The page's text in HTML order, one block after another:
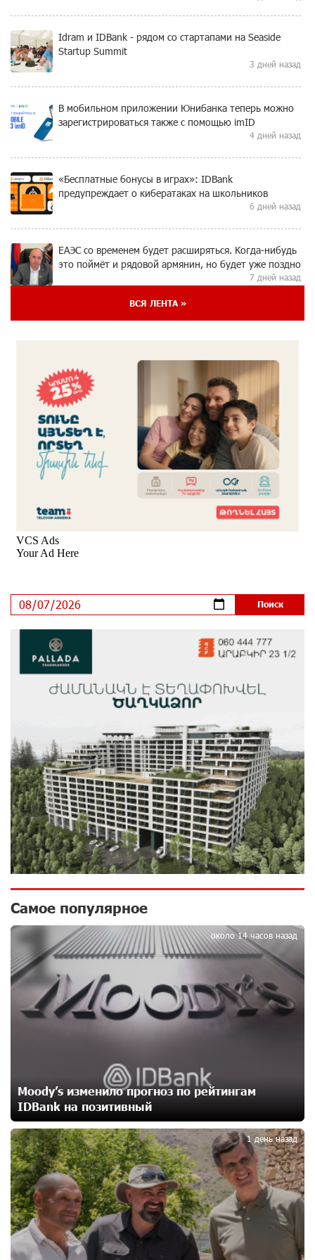
Idram и IDBank - рядом со стартапами на Seaside
Startup Summit
3 дней назад
В мобильном приложении Юнибанка теперь можно
зарегистрироваться также с помощью imID
4 дней назад
«Бесплатные бонусы в играх»: IDBank
предупреждает о кибератаках на школьников
6 дней назад
ЕАЭС со временем будет расширяться. Когда-нибудь
это поймёт и рядовой армянин, но будет уже поздно
7 дней назад
Если Израиль использует тему Геноцида армян
7 дней назад
ВТБ (Армения): вклад «Стабильный» — до 10%
годовых и оформление в мобильном приложении
8 дней назад
Платформа Rate.Trading на Seaside Startup Summit:
IDBank представил инновационное решение
Состоялось открытие Khachaturian Rooftop при
поддержке IDBank
Пашинян ты упустил свой шанс уйти спокойно.
Аршак Карапетян
9 дней назад
Обновленный Центр продаж и обслуживания Ucom
открылся по адресу ул. Шаумяна, 24/2 в Арарате
Никогда Нагорный Карабах не был в составе
независимого Азербайджана. Аршак Карапетян
10 дней назад
Бывший премьер-министр Словакии обратился к
президенту страны с просьбой содействовать
освобождению армянских заключенных,
осужденных в Азербайджане
Против кого вооружается Азербайджан? Аршак
Карапетян
15 дней назад
При поддержке Ucom в спортивной школе Вайка
установлена солнечная электростанция мощностью
Новые финансовые навыки на «Давидбекских
играх»: Idram&IDBank
Кругом война. А вас вводят в заблуждение. Аршак
Карапетян
17 дней назад
Центр продаж и обслуживания Ucom в Егварде
возобновил работу по новому адресу — ул.
Ереванян, 3/47
ВСЯ ЛЕНТА »
Самое популярное
Moody’s изменило прогноз по рейтингам
IDBank на позитивный
около 14 часов назад
1
1 день назад
2